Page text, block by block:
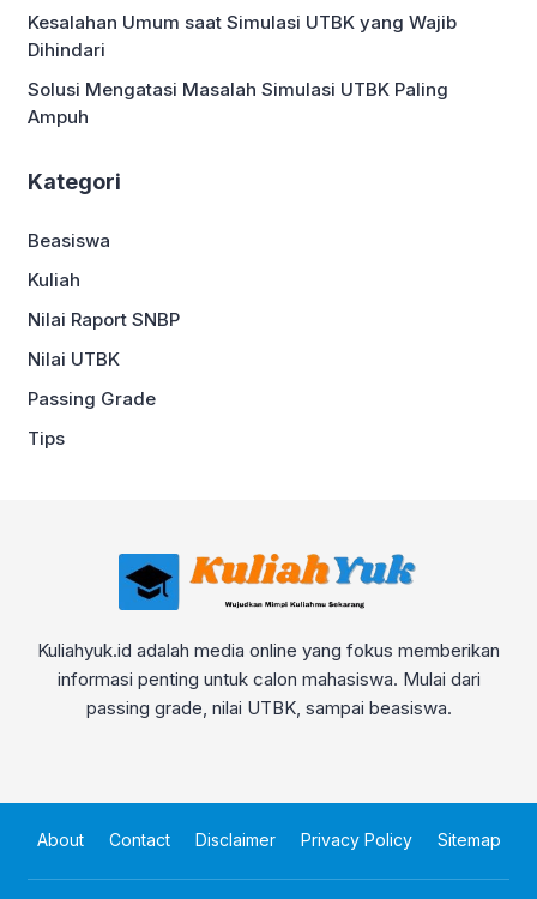
Kesalahan Umum saat Simulasi UTBK yang Wajib
Dihindari
Solusi Mengatasi Masalah Simulasi UTBK Paling
Ampuh
Kategori
Beasiswa
Kuliah
Nilai Raport SNBP
Nilai UTBK
Passing Grade
Tips
Kuliahyuk.id adalah media online yang fokus memberikan
informasi penting untuk calon mahasiswa. Mulai dari
passing grade, nilai UTBK, sampai beasiswa.
About Contact Disclaimer Privacy Policy Sitemap